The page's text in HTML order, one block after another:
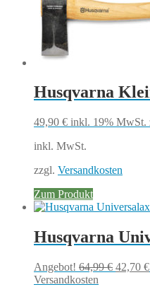
Husqvarna
49,90 € inkl. 19% MwSt.
inkl. MwSt.
zzgl. Versandkosten
Zum Produkt
Husqvarna
Angebot! 64,99€ 42,70 €
Versandkosten